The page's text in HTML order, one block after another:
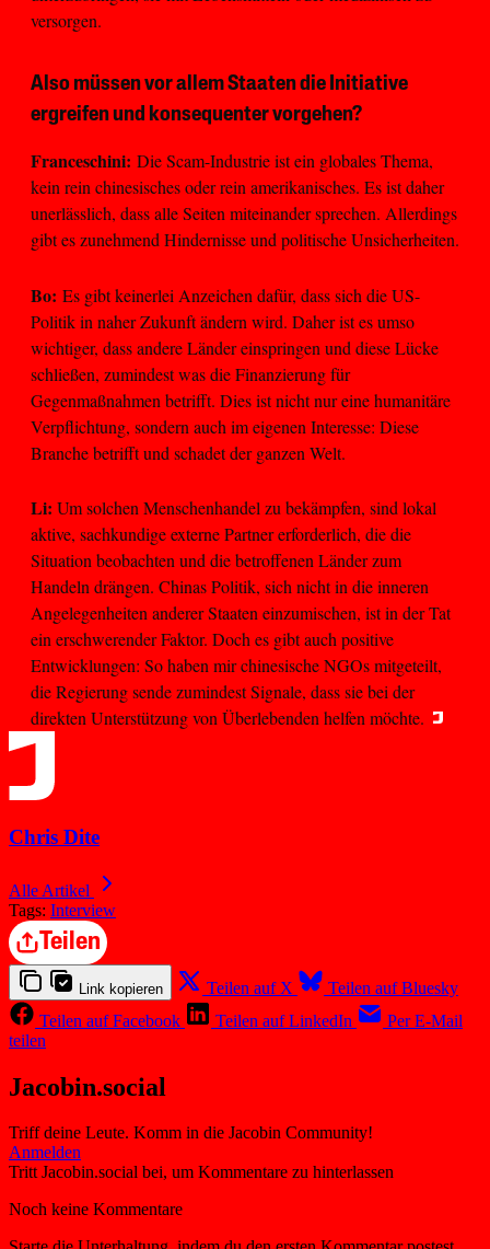
versorgen.
Also müssen vor allem Staaten die Initiative
ergreifen und konsequenter vorgehen?
Franceschini: Die Scam-Industrie ist ein globales Thema,
kein rein chinesisches oder rein amerikanisches. Es ist daher
unerlässlich, dass alle Seiten miteinander sprechen. Allerdings
gibt es zunehmend Hindernisse und politische Unsicherheiten.
Bo: Es gibt keinerlei Anzeichen dafür, dass sich die US-
Politik in naher Zukunft ändern wird. Daher ist es umso
wichtiger, dass andere Länder einspringen und diese Lücke
schließen, zumindest was die Finanzierung für
Gegenmaßnahmen betrifft. Dies ist nicht nur eine humanitäre
Verpflichtung, sondern auch im eigenen Interesse: Diese
Branche betrifft und schadet der ganzen Welt.
Li: Um solchen Menschenhandel zu bekämpfen, sind lokal
aktive, sachkundige externe Partner erforderlich, die die
Situation beobachten und die betroffenen Länder zum
Handeln drängen. Chinas Politik, sich nicht in die inneren
Angelegenheiten anderer Staaten einzumischen, ist in der Tat
ein erschwerender Faktor. Doch es gibt auch positive
Entwicklungen: So haben mir chinesische NGOs mitgeteilt,
die Regierung sende zumindest Signale, dass sie bei der
direkten Unterstützung von Überlebenden helfen möchte.
Chris Dite
Alle Artikel
Tags: Interview
Teilen
Link kopieren Teilen auf X
Teilen auf Bluesky
Teilen auf Facebook
Teilen auf LinkedIn
Per E-Mail
teilen
Jacobin.social
Triff deine Leute. Komm in die Jacobin Community!